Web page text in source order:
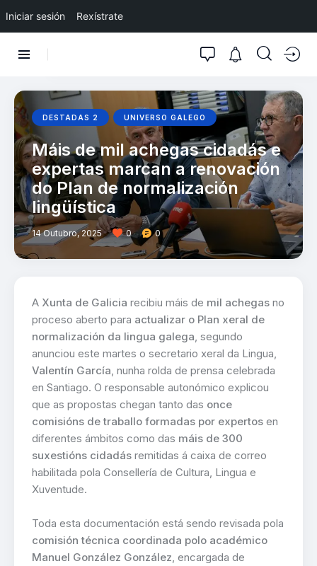
Iniciar sesión Rexístrate
DESTADAS 2 UNIVERSO GALEGO
Máis de mil achegas cidadás e
expertas marcan a renovación
do Plan de normalización
lingüística
14 Outubro, 2025 0 0
A Xunta de Galicia recibiu máis de mil achegas no
proceso aberto para actualizar o Plan xeral de
normalización da lingua galega , segundo
anunciou este martes o secretario xeral da Lingua,
Valentín García , nunha rolda de prensa celebrada
en Santiago. O responsable autonómico explicou
que as propostas chegan tanto das once
comisións de traballo formadas por expertos en
diferentes ámbitos como das máis de 300
suxestións cidadás remitidas á caixa de correo
habilitada pola Consellería de Cultura, Lingua e
Xuventude.
Toda esta documentación está sendo revisada pola
comisión técnica coordinada polo académico
Manuel González González , encargada de